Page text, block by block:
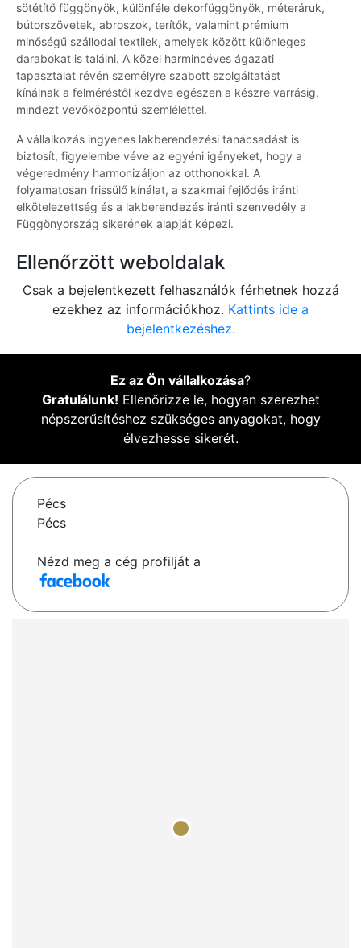
sötétítő függönyök, különféle dekorfüggönyök, méteráruk,
bútorszövetek, abroszok, terítők, valamint prémium
minőségű szállodai textilek, amelyek között különleges
darabokat is találni. A közel harmincéves ágazati
tapasztalat révén személyre szabott szolgáltatást
kínálnak a felméréstől kezdve egészen a készre varrásig,
mindezt vevőközpontú szemlélettel.
A vállalkozás ingyenes lakberendezési tanácsadást is
biztosít, figyelembe véve az egyéni igényeket, hogy a
végeredmény harmonizáljon az otthonokkal. A
folyamatosan frissülő kínálat, a szakmai fejlődés iránti
elkötelezettség és a lakberendezés iránti szenvedély a
Függönyország sikerének alapját képezi.
Ellenőrzött weboldalak
Csak a bejelentkezett felhasználók férhetnek hozzá
ezekhez az információkhoz. Kattints ide a
bejelentkezéshez.
Ez az Ön vállalkozása?
Gratulálunk! Ellenőrizze le, hogyan szerezhet
népszerűsítéshez szükséges anyagokat, hogy
élvezhesse sikerét.
Pécs
Pécs
Nézd meg a cég profilját a